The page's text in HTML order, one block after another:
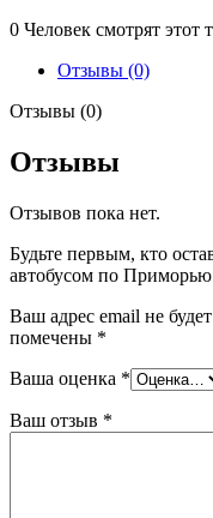
0 Человек смотрят этот
Отзывы (0)
Отзывы (0)
Отзывы
Отзывов пока нет.
Будьте первым, кто
автобусом по
Ваш адрес email не
помечены *
Ваша оценка *
Ваш отзыв *